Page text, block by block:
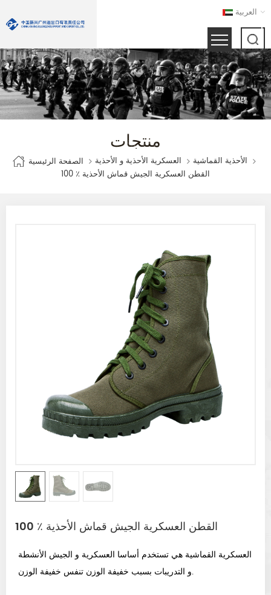
العربية
منتجات
الصفحة الرئيسية العسكرية الأحذية و الأحذية
الأحذية القماشية
100 ٪ القطن العسكرية الجيش قماش الأحذية
100 ٪ القطن العسكرية الجيش قماش الأحذية
العسكرية القماشية هي تستخدم أساسا العسكرية و الجيش الأنشطة
و التدريبات بسبب خفيفة الوزن تنفس خفيفة الوزن.